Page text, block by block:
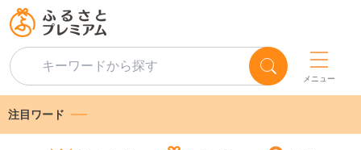
メニュー
注目ワード